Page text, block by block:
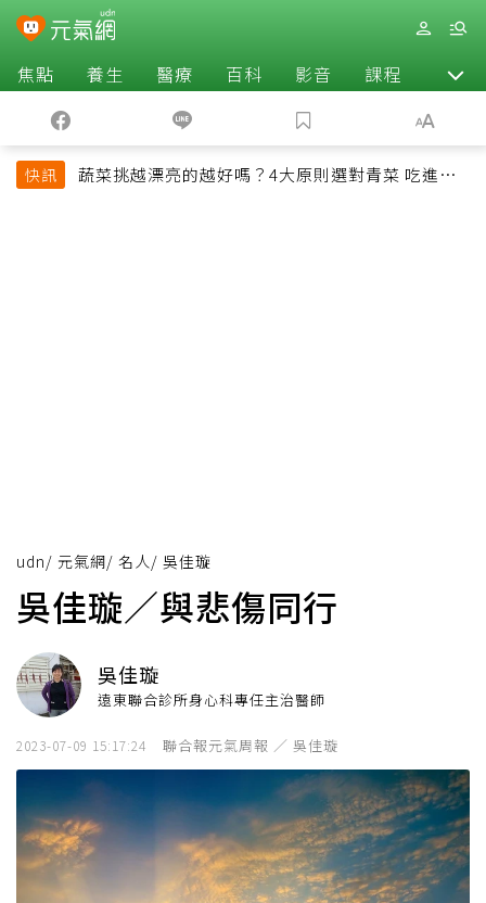
焦點 養生 醫療 百科 影音 課程 退休
快訊
蔬菜挑越漂亮的越好嗎？4大原則選對青菜 吃進纖
udn/ 元氣網/ 名人/ 吳佳璇
吳佳璇／與悲傷同行
吳佳璇
遠東聯合診所身心科專任主治醫師
2023-07-09 15:17:24 聯合報元氣周報 ／ 吳佳璇